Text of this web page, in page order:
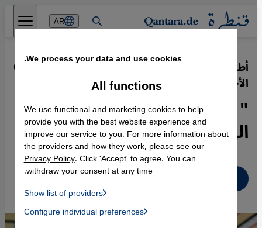
Direkt zum Inhalt springen
AR
أطفال اللاجئين في ألمانيا بين لغة
الأجداد ولغة غوته
·
02.01.2018
" نسيان اللغة يعني ضياع
الهوية"
We process your data and use cookies.
All functions
We use functional and marketing cookies to help
provide you with the best website experience and
improve our service to you. For more information about
the providers and how they work, please see our
Privacy Policy. Click 'Accept' to agree. You can
withdraw your consent at any time.
Show list of providers
Instagram Embed, Twitter Embed, Youtube Embed
Facebook Embed / Facebook Connect
Configure individual preferences